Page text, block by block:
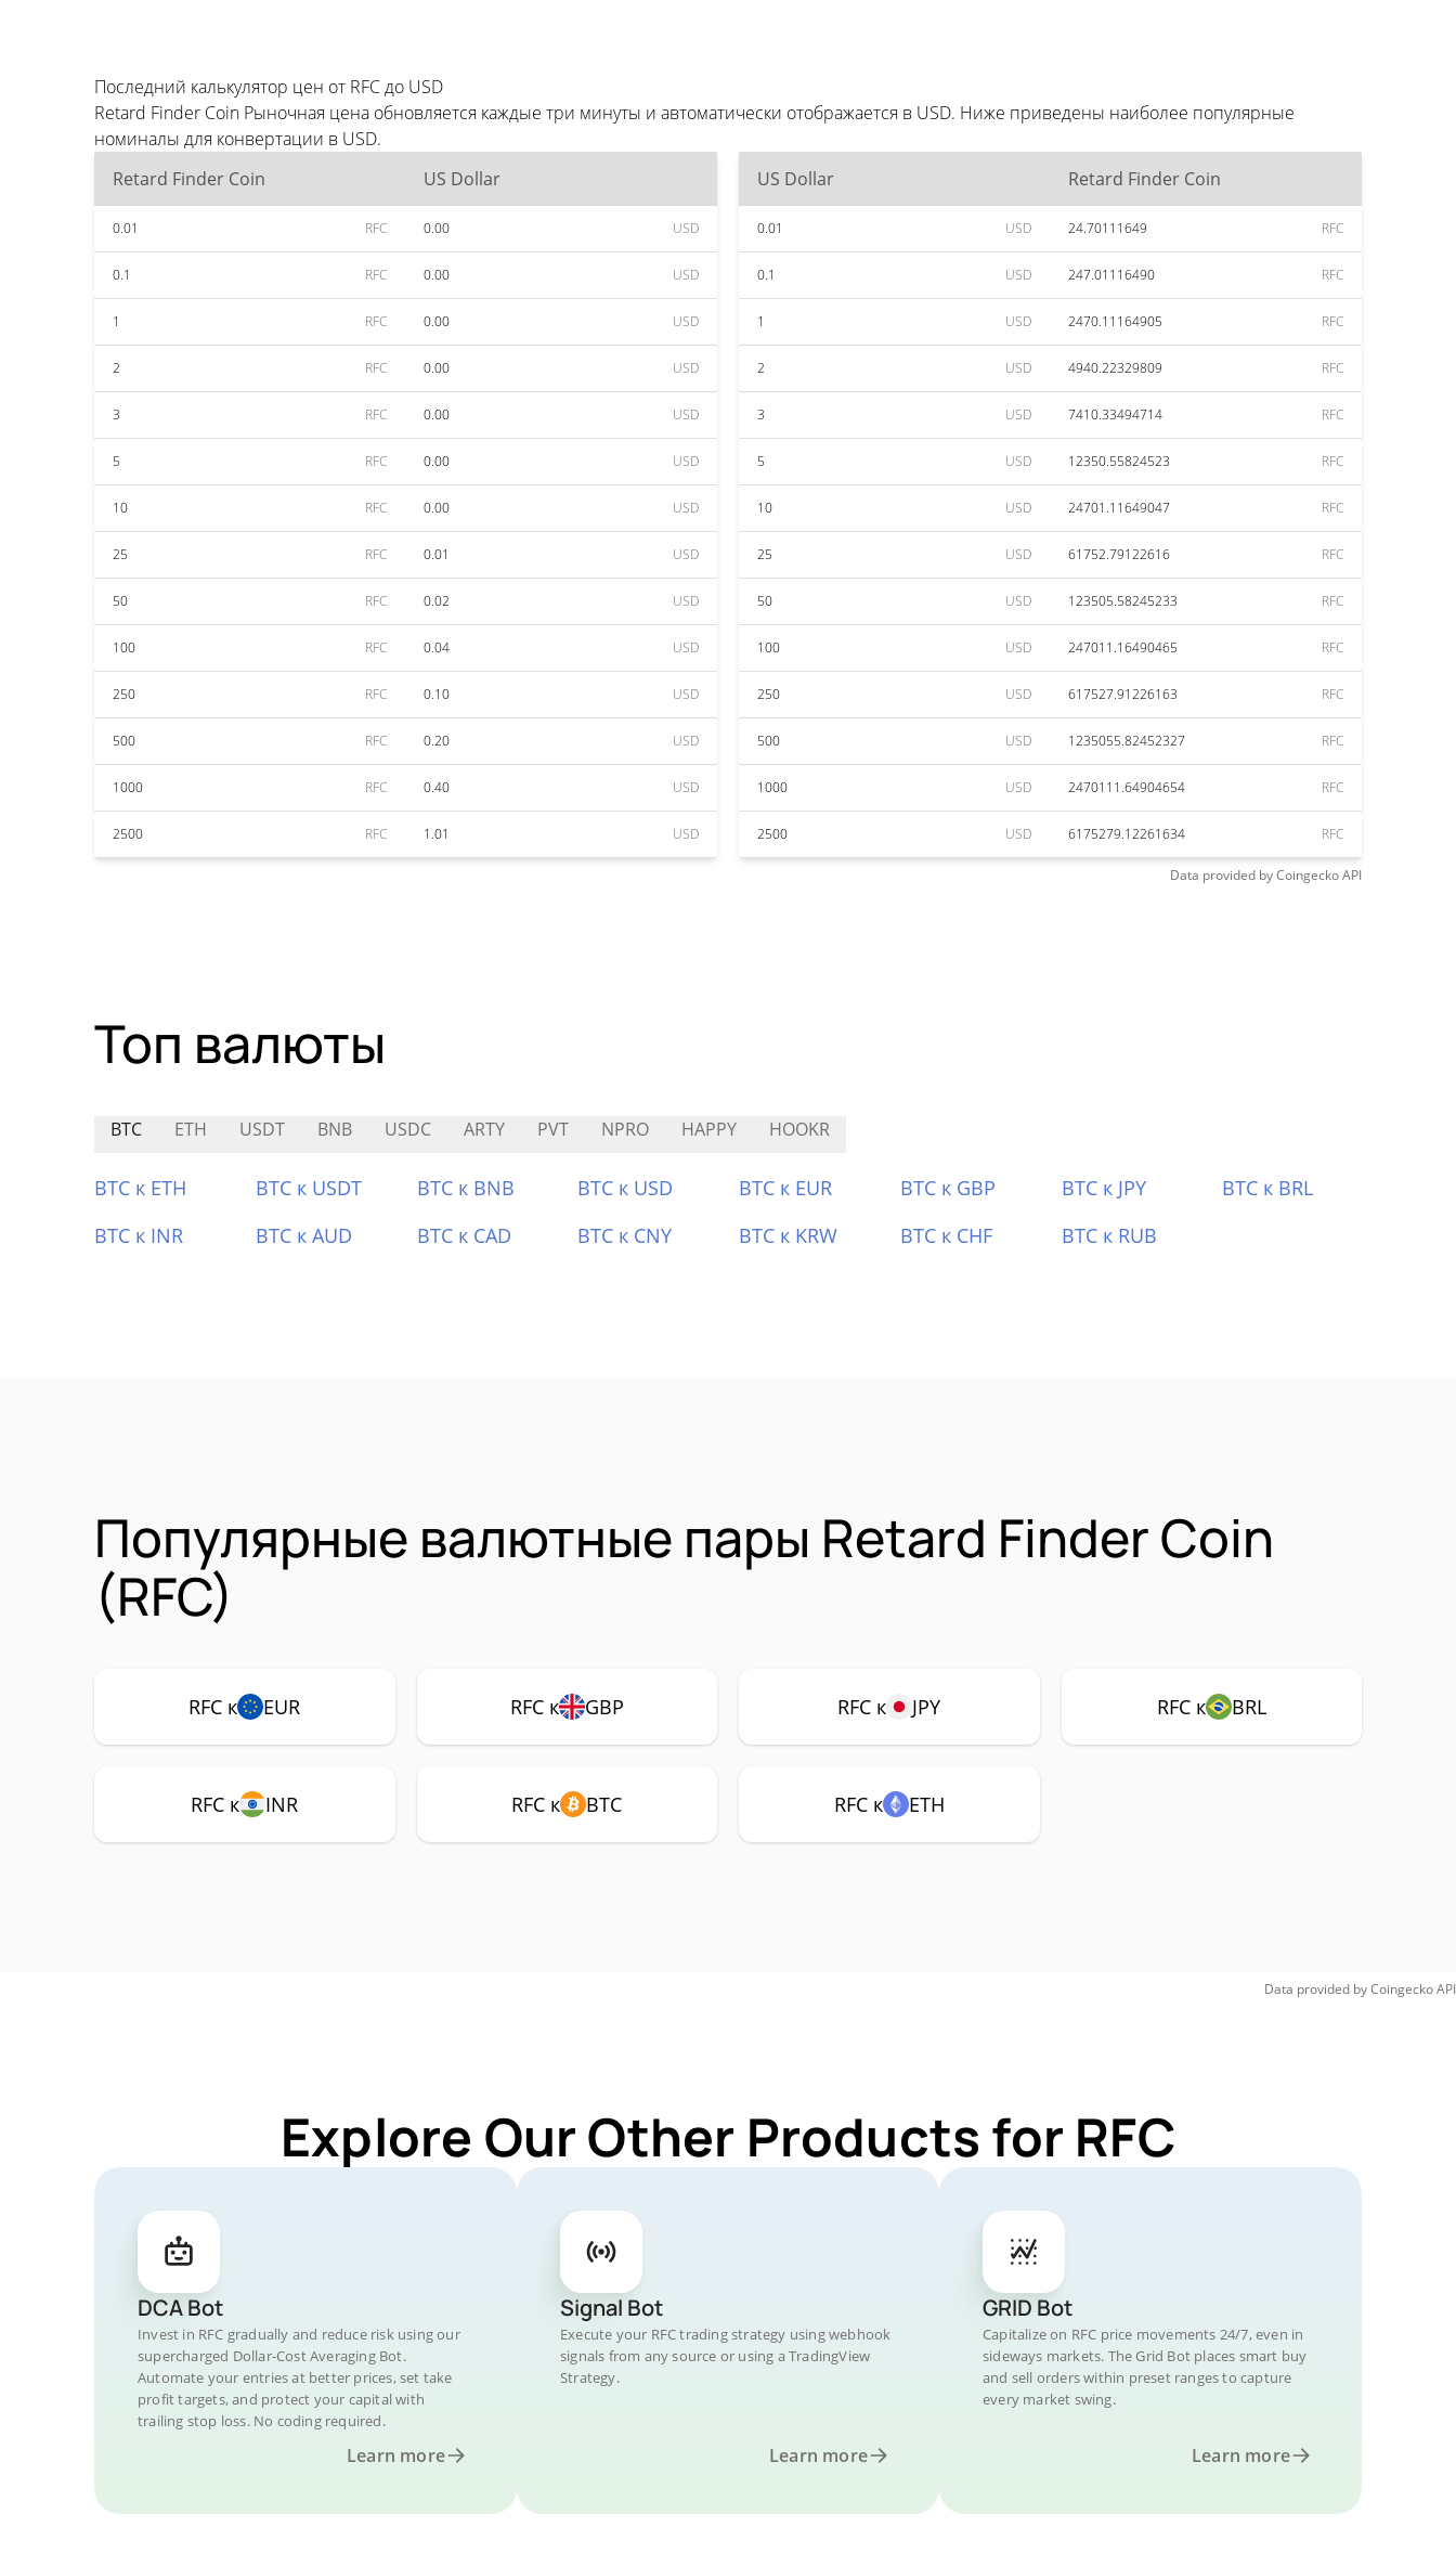
Последний калькулятор цен от RFC до USD
Retard Finder Coin Рыночная цена обновляется каждые три минуты и автоматически отображается в USD. Ниже приведены наиболее популярные
номиналы для конвертации в USD.
Retard Finder Coin
US Dollar
0.01 RFC 0.00 USD
0.1 RFC 0.00 USD
1 RFC 0.00 USD
2 RFC 0.00 USD
3 RFC 0.00 USD
5 RFC 0.00 USD
10 RFC 0.00 USD
25 RFC 0.01 USD
50 RFC 0.02 USD
100 RFC 0.04 USD
250 RFC 0.10 USD
500 RFC 0.20 USD
1000 RFC 0.40 USD
2500 RFC 1.01 USD
US Dollar Retard Finder Coin
0.01 USD 24.70111649 RFC
0.1 USD 247.01116490 RFC
1 USD 2470.11164905 RFC
2 USD 4940.22329809 RFC
3 USD 7410.33494714 RFC
5 USD 12350.55824523 RFC
10 USD 24701.11649047 RFC
25 USD 61752.79122616 RFC
50 USD 123505.58245233 RFC
100 USD 247011.16490465 RFC
250 USD 617527.91226163 RFC
500 USD 1235055.82452327 RFC
1000 USD 2470111.64904654 RFC
2500 USD 6175279.12261634 RFC
Data provided byCoingeckoAPI
Топ валюты
BTC ETH USDT BNB USDC ARTY PVT NPRO HAPPY HOOKR
BTC к ETH BTC к USDT BTC к BNB BTC к USD BTC к EUR BTC к GBP BTC к JPY
BTC к BRL
BTC к INR
BTC к AUD BTC к CAD BTC к CNY BTC к KRW BTC к CHF BTC к RUB
Популярные валютные пары Retard Finder Coin
(RFC)
RFC к EUR RFC к GBP RFC к JPY RFC к BRL
RFC к INR RFC к BTC RFC к ETH
Data provided byCoingeckoAPI
Explore Our Other Products for RFC
DCA Bot
Invest in RFC gradually and reduce risk using our
supercharged Dollar-Cost Averaging Bot.
Automate your entries at better prices, set take
profit targets, and protect your capital with
trailing stop loss. No coding required.
Learn more
Signal Bot
Execute your RFC trading strategy using webhook
signals from any source or using a TradingView
Strategy.
Learn more
GRID Bot
Capitalize on RFC price movements 24/7, even in
sideways markets. The Grid Bot places smart buy
and sell orders within preset ranges to capture
every market swing.
Learn more